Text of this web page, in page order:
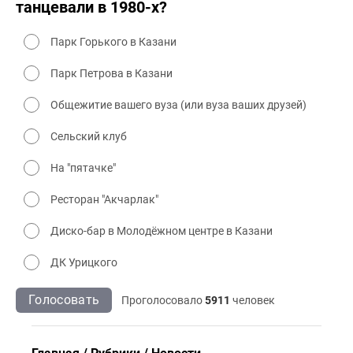
танцевали в 1980-х?
Парк Горького в Казани
Парк Петрова в Казани
Общежитие вашего вуза (или вуза ваших друзей)
Сельский клуб
На "пятачке"
Ресторан "Акчарлак"
Диско-бар в Молодёжном центре в Казани
ДК Урицкого
Голосовать Проголосовало5911 человек